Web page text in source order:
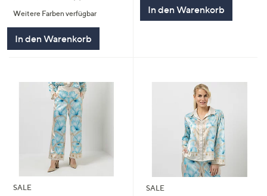
von
5
Weitere Farben verfügbar
In den Warenkorb
In den Warenkorb
SALE
SALE